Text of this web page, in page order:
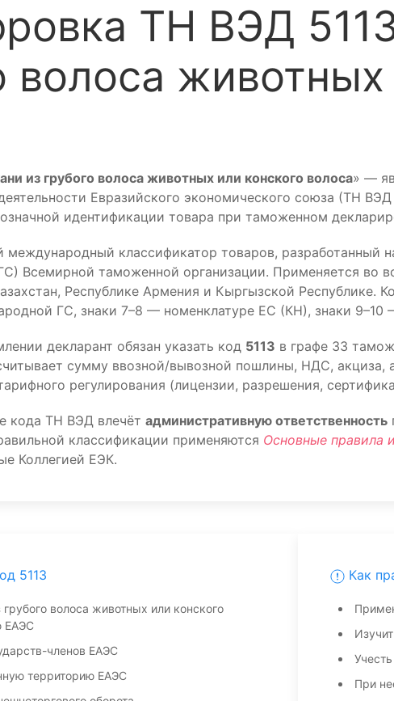
ТН ВЭД
волоса
из грубого волоса животных или конского волоса» —
Евразийского экономического союза (ТН
идентификации товара при таможенном
классификатор товаров, разработанный
Всемирной таможенной организации. Применяется во
Республике Армения и Кыргызской Республике.
ГС, знаки 7–8 — номенклатуре ЕС (КН), знаки
декларант обязан указать код 5113 в графе 33
сумму ввозной/вывозной пошлины, НДС, акциза,
регулирования (лицензии, разрешения,
кода ТН ВЭД влечёт административную ответственность
классификации применяются Основные правила
Коллегией ЕЭК.
5113
грубого волоса животных или конского
ЕАЭС
членов ЕАЭС
территорию ЕАЭС
Как
При